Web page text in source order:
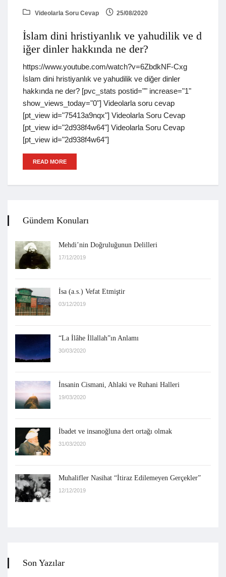
Videolarla Soru Cevap 25/08/2020
İslam dini hristiyanlık ve yahudilik ve d
iğer dinler hakkında ne der?
https://www.youtube.com/watch?v=6ZbdkNF-Cxg
İslam dini hristiyanlık ve yahudilik ve diğer dinler
hakkında ne der? [pvc_stats postid="" increase="1"
show_views_today="0"] Videolarla soru cevap
[pt_view id="75413a9nqx"] Videolarla Soru Cevap
[pt_view id="2d938f4w64"] Videolarla Soru Cevap
[pt_view id="2d938f4w64"]
READ MORE
Gündem Konuları
Mehdi’nin Doğruluğunun Delilleri
17/12/2019
İsa (a.s.) Vefat Etmiştir
03/12/2019
“La İlâhe İllallah”ın Anlamı
30/03/2020
İnsanin Cismani, Ahlaki ve Ruhani Halleri
19/03/2020
İbadet ve insanoğluna dert ortağı olmak
31/03/2020
Muhalifler Nasihat “İtiraz Edilemeyen Gerçekler”
12/12/2019
Son Yazılar